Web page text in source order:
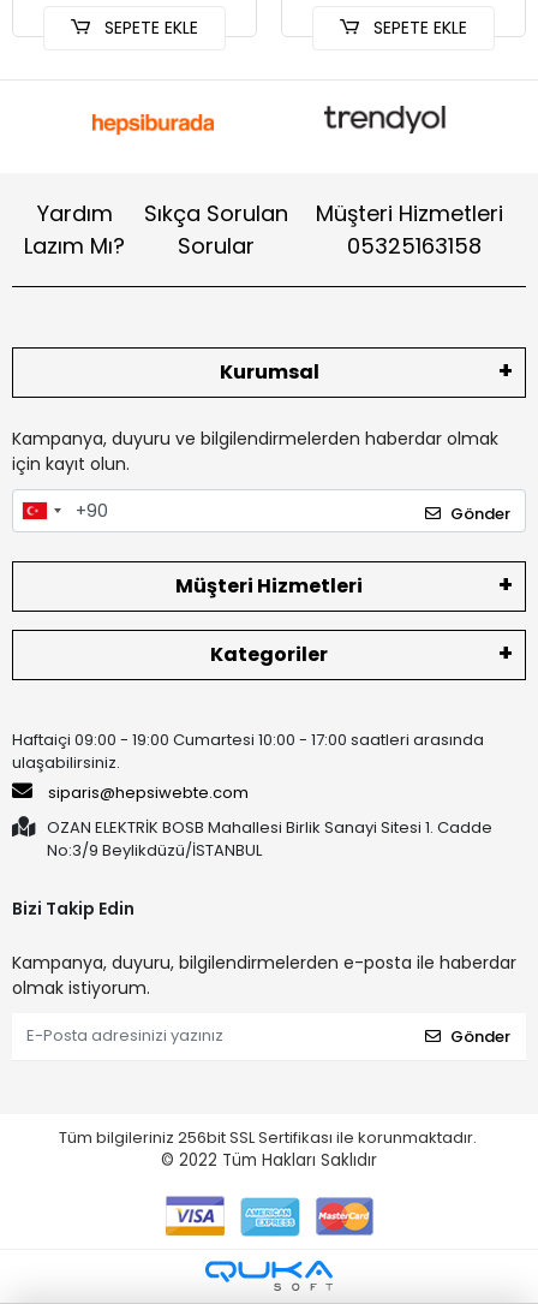
SEPETE EKLE SEPETE EKLE
Yardım
Lazım Mı?
Sıkça Sorulan
Sorular
Müşteri Hizmetleri
05325163158
Kurumsal
Kampanya, duyuru ve bilgilendirmelerden haberdar olmak
için kayıt olun.
Gönder
Müşteri Hizmetleri
Kategoriler
Haftaiçi 09:00 - 19:00 Cumartesi 10:00 - 17:00 saatleri arasında
ulaşabilirsiniz.
siparis@hepsiwebte.com
OZAN ELEKTRİK BOSB Mahallesi Birlik Sanayi Sitesi 1. Cadde
No:3/9 Beylikdüzü/İSTANBUL
Bizi Takip Edin
Kampanya, duyuru, bilgilendirmelerden e-posta ile haberdar
olmak istiyorum.
Gönder
Tüm bilgileriniz 256bit SSL Sertifikası ile korunmaktadır.
© 2022 Tüm Hakları Saklıdır